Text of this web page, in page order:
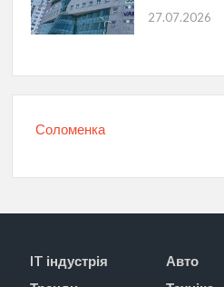
27.07.2026
Соломенка
IT індустрія
Авто